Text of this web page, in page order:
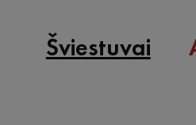
Šviestuvai